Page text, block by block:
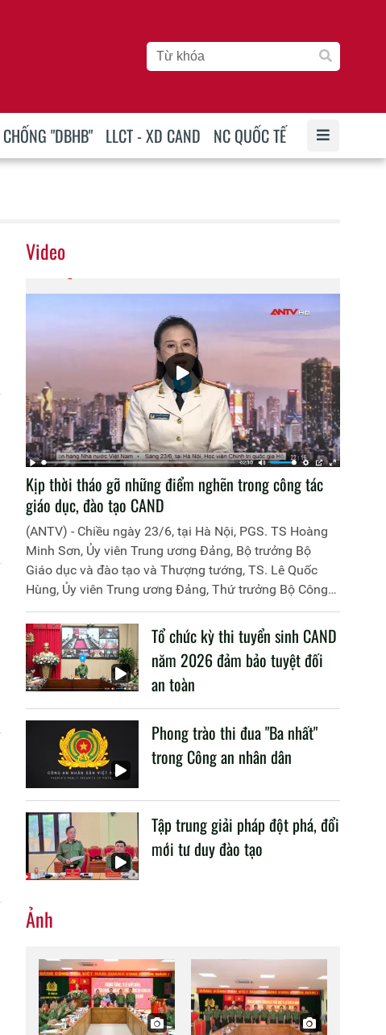
CHỐNG "DBHB" LLCT - XD CAND NC QUỐC TẾ
Video
Kịp thời tháo gỡ những điểm nghẽn trong công tác
giáo dục, đào tạo CAND
(ANTV) - Chiều ngày 23/6, tại Hà Nội, PGS. TS Hoàng
Minh Sơn, Ủy viên Trung ương Đảng, Bộ trưởng Bộ
Giáo dục và đào tạo và Thượng tướng, TS. Lê Quốc
Hùng, Ủy viên Trung ương Đảng, Thứ trưởng Bộ Công
an đã đồng chủ trì buổi làm việc với các đơn vị của 2
Bộ về một số nội dung liên quan đến công tác giáo dục
và đào tạo của lực lượng CAND.Tổ chức kỳ thi tuyển sinh CAND
năm 2026 đảm bảo tuyệt đối
an toàn
Phong trào thi đua "Ba nhất"
trong Công an nhân dân
Tập trung giải pháp đột phá, đổi
mới tư duy đào tạo
Ảnh